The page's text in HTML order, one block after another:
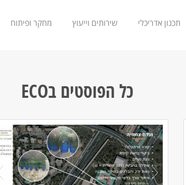
תכנון אדריכלי שירותים וייעוץ מחקר ופיתוח
כל הפוסטים בECO